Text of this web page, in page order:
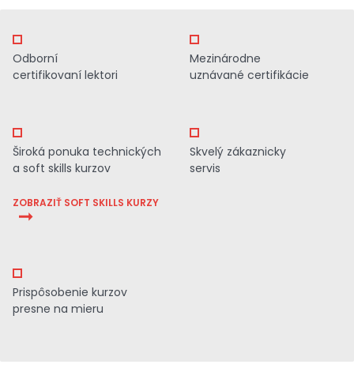
Odborní
certifikovaní lektori
Mezinárodne
uznávané certifikácie
Široká ponuka technických
a soft skills kurzov
ZOBRAZIŤ SOFT SKILLS KURZY
Skvelý zákaznicky
servis
Prispôsobenie kurzov
presne na mieru